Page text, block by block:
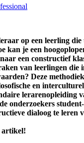
op een leerling
kan je een
een constructief
van leerlingen die
Deze
en
lerarenopleiding
onderzoekers
dialoog te leren
artikel!